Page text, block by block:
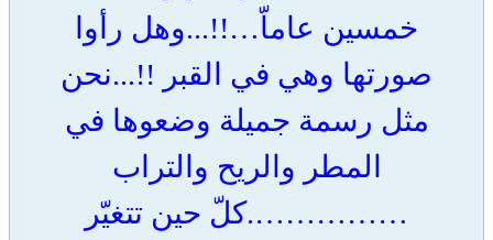
خمسين عاماّ…!!...وهل رأوا
صورتها وهي في القبر !!...نحن
مثل رسمة جميلة وضعوها في
المطر والريح والتراب
…………….كلّ حين تتغيّر